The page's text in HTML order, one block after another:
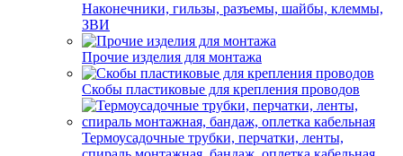
Наконечники, гильзы, разъемы, шайбы, клеммы,
ЗВИ
Прочие изделия для монтажа
Скобы пластиковые для крепления проводов
Термоусадочные трубки, перчатки, ленты,